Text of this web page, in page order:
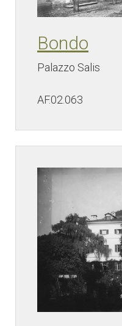
Bondo
Palazzo Salis
AF.02.063